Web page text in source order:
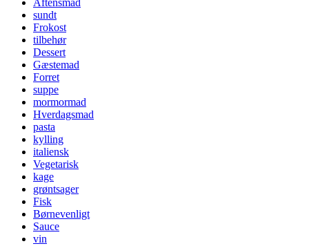
Aftensmad
sundt
Frokost
tilbehør
Dessert
Gæstemad
Forret
suppe
mormormad
Hverdagsmad
pasta
kylling
italiensk
Vegetarisk
kage
grøntsager
Fisk
Børnevenligt
Sauce
vin